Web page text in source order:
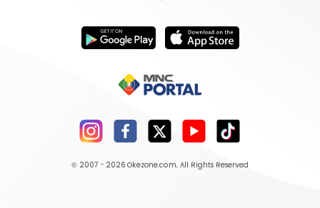
© 2007 - 2026 Okezone.com, All Rights Reserved